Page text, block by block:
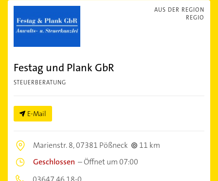
AUS DER REGION
REGIO
Festag und Plank GbR
STEUERBERATUNG
E-Mail
Marienstr. 8,07381 Pößneck
11 km
Geschlossen –Öffnet um 07:00